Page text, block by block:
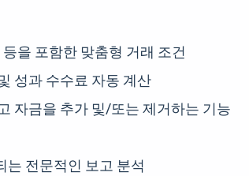
을 포함한 맞춤형 거래 조건
성과 수수료 자동 계산
자금을 추가 및/또는 제거하는 기능
는 전문적인 보고 분석